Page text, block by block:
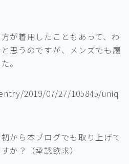
が着用したこともあって、わ
思うのですが、メンズでも履
。
2019/07/27/105845/uniq
から本ブログでも取り上げて
か？（承認欲求）